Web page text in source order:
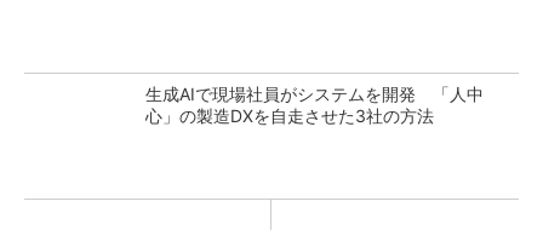
生成AIで現場社員がシステムを開発 「人中
心」の製造DXを自走させた3社の方法